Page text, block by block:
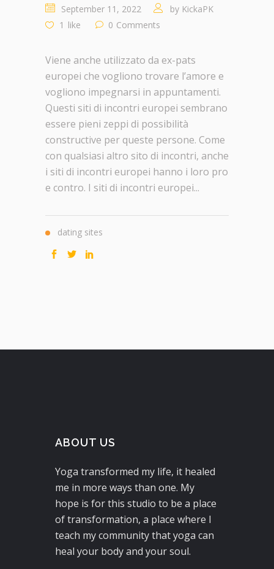
September 11, 2022 by KickaPK
1 like 0 Comments
Viene anche utilizzato da ex-pats
europei che vogliono trovare l’amore e
vogliono impegnarsi in appuntamenti.
Questi siti di incontri europei sembrano
essere pieni zeppi di possibilità
constructive per queste persone. Come
con qualsiasi altro sito di incontri, anche
i siti di incontri europei hanno i loro pro
e contro. I siti di incontri europei...
dating sites
ABOUT US
Yoga transformed my life, it healed
me in more ways than one. My
hope is for this studio to be a place
of transformation, a place where I
teach my community that yoga can
heal your body and your soul.